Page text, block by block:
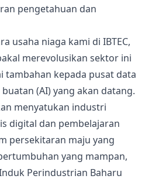
pengetahuan dan
usaha niaga kami di IBTEC,
merevolusikan sektor ini
tambahan kepada pusat data
(AI) yang akan datang.
menyatukan industri
digital dan pembelajaran
persekitaran maju yang
yang mampan,
Perindustrian Baharu